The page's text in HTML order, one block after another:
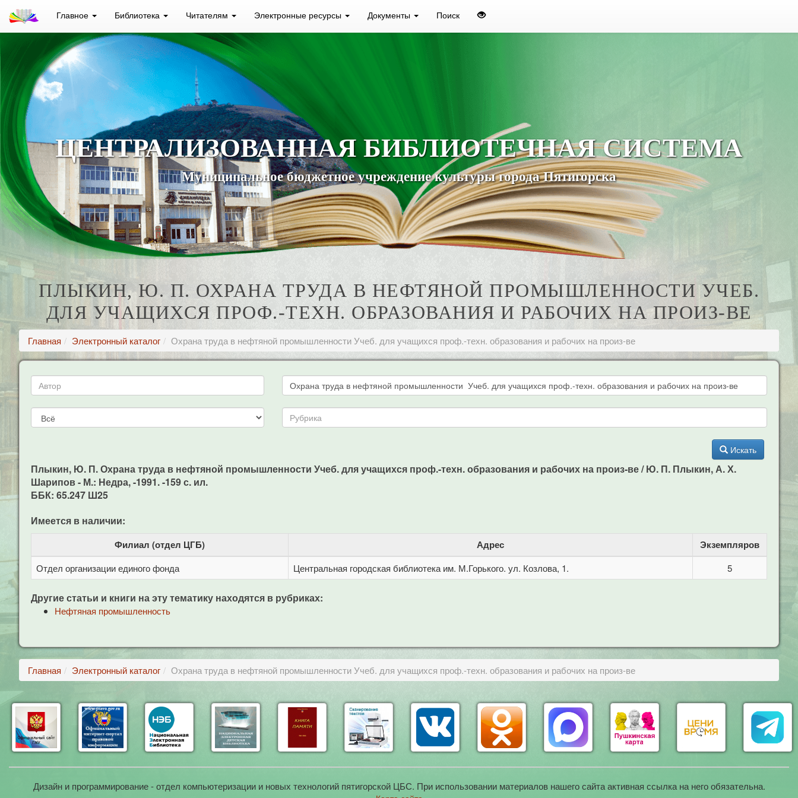
Главное Библиотека Читателям Электронные ресурсы Документы Поиск
ЦЕНТРАЛИЗОВАННАЯ БИБЛИОТЕЧНАЯ СИСТЕМА
Муниципальное бюджетное учреждение культуры города Пятигорска
ПЛЫКИН, Ю. П. ОХРАНА ТРУДА В НЕФТЯНОЙ ПРОМЫШЛЕННОСТИ УЧЕБ.
ДЛЯ УЧАЩИХСЯ ПРОФ.-ТЕХН. ОБРАЗОВАНИЯ И РАБОЧИХ НА ПРОИЗ-ВЕ
Главная Электронный каталог Охрана труда в нефтяной промышленности Учеб. для учащихся проф.-техн. образования и рабочих на произ-ве
Искать
Плыкин, Ю. П. Охрана труда в нефтяной промышленности Учеб. для учащихся проф.-техн. образования и рабочих на произ-ве / Ю. П. Плыкин, А. Х.
Шарипов - М.: Недра, -1991. -159 с. ил.
ББК: 65.247 Ш25
Имеется в наличии:
Филиал (отдел ЦГБ) Адрес Экземпляров
Отдел организации единого фонда Центральная городская библиотека им. М.Горького. ул. Козлова, 1. 5
Другие статьи и книги на эту тематику находятся в рубриках:
Нефтяная промышленность
Главная Электронный каталог Охрана труда в нефтяной промышленности Учеб. для учащихся проф.-техн. образования и рабочих на произ-ве
Дизайн и программирование - отдел компьютеризации и новых технологий пятигорской ЦБС. При использовании материалов нашего сайта активная ссылка на него обязательна.